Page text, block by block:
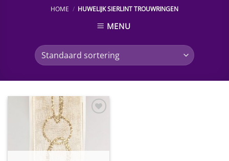
HOME / HUWELIJK SIERLINT TROUWRINGEN
MENU
Toevoegen